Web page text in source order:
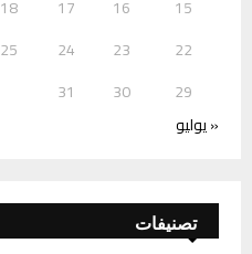
15
16
17
18
22
23
24
25
29
30
31
« يوليو
تصنيفات